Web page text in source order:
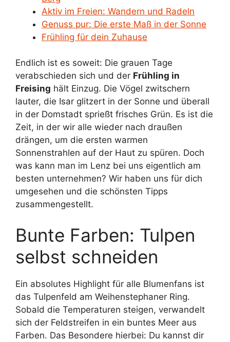
Aktiv im Freien: Wandern und Radeln
Genuss pur: Die erste Maß in der Sonne
Frühling für dein Zuhause
Endlich ist es soweit: Die grauen Tage
verabschieden sich und der Frühling in
Freising hält Einzug. Die Vögel zwitschern
lauter, die Isar glitzert in der Sonne und überall
in der Domstadt sprießt frisches Grün. Es ist die
Zeit, in der wir alle wieder nach draußen
drängen, um die ersten warmen
Sonnenstrahlen auf der Haut zu spüren. Doch
was kann man im Lenz bei uns eigentlich am
besten unternehmen? Wir haben uns für dich
umgesehen und die schönsten Tipps
zusammengestellt.
Bunte Farben: Tulpen
selbst schneiden
Ein absolutes Highlight für alle Blumenfans ist
das Tulpenfeld am Weihenstephaner Ring.
Sobald die Temperaturen steigen, verwandelt
sich der Feldstreifen in ein buntes Meer aus
Farben. Das Besondere hierbei: Du kannst dir